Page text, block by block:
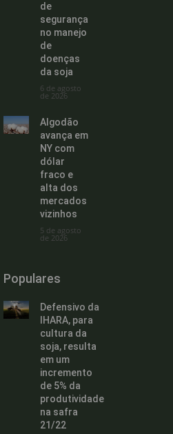
de
segurança
no manejo
de
doenças
da soja
6 de agosto
de 2026
Algodão
avança em
NY com
dólar
fraco e
alta dos
mercados
vizinhos
5 de agosto
de 2026
Populares
Defensivo da
IHARA, para
cultura da
soja, resulta
em um
incremento
de 5% da
produtividade
na safra
21/22